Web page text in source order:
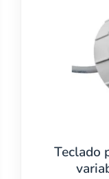
Teclado